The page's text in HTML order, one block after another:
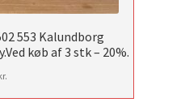
553 Kalundborg
køb af 3 stk – 20%.